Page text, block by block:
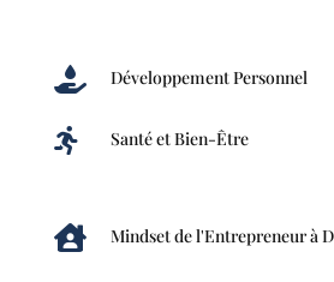
 Développement Personnel
 Santé et Bien-Être
 Mindset de l'Entrepreneur à